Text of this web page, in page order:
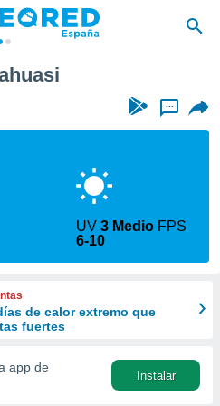
...
UV3 Medio FPS
6-10
de calor extremo que
fuertes
app de
Instalar